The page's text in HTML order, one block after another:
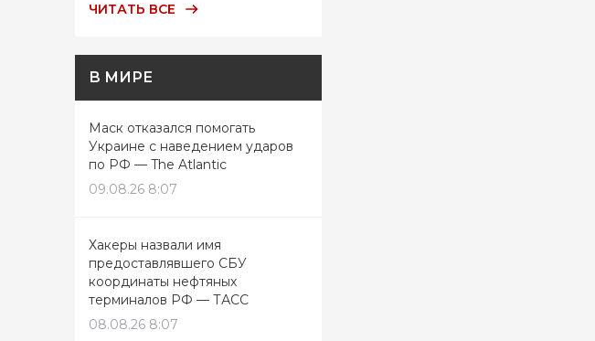
ЧИТАТЬ ВСЕ
В МИРЕ
Маск отказался помогать
Украине с наведением ударов
по РФ — The Atlantic
09.08.26 8:07
Хакеры назвали имя
предоставлявшего СБУ
координаты нефтяных
терминалов РФ — ТАСС
08.08.26 8:07